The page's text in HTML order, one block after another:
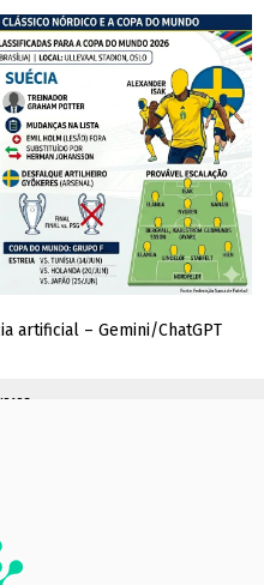
artificial – Gemini/ChatGPT